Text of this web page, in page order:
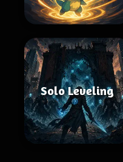
Solo Leveling